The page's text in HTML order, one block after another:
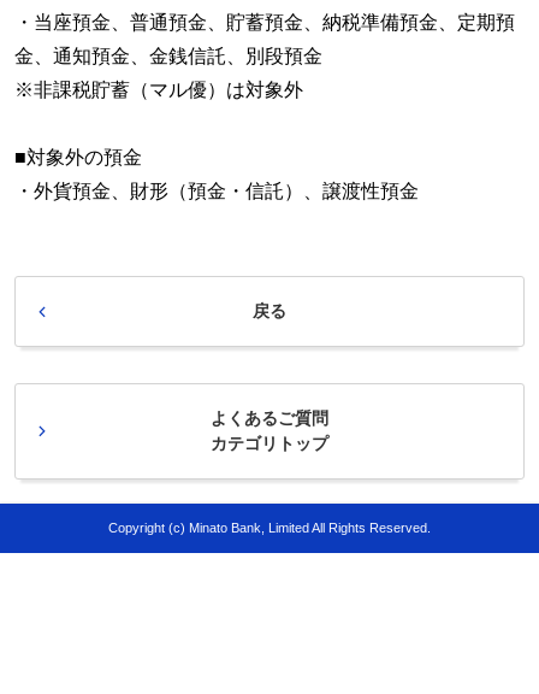
・当座預金、普通預金、貯蓄預金、納税準備預金、定期預
金、通知預金、金銭信託、別段預金
※非課税貯蓄（マル優）は対象外
■対象外の預金
・外貨預金、財形（預金・信託）、譲渡性預金
戻る
よくあるご質問
カテゴリトップ
Copyright (c) Minato Bank, Limited All Rights Reserved.